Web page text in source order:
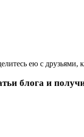
ею с
блога и